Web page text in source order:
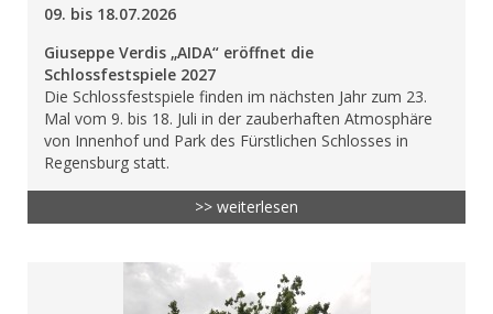
09. bis 18.07.2026
Giuseppe Verdis „AIDA“ eröffnet die
Schlossfestspiele 2027
Die Schlossfestspiele finden im nächsten Jahr zum 23.
Mal vom 9. bis 18. Juli in der zauberhaften Atmosphäre
von Innenhof und Park des Fürstlichen Schlosses in
Regensburg statt.
>> weiterlesen